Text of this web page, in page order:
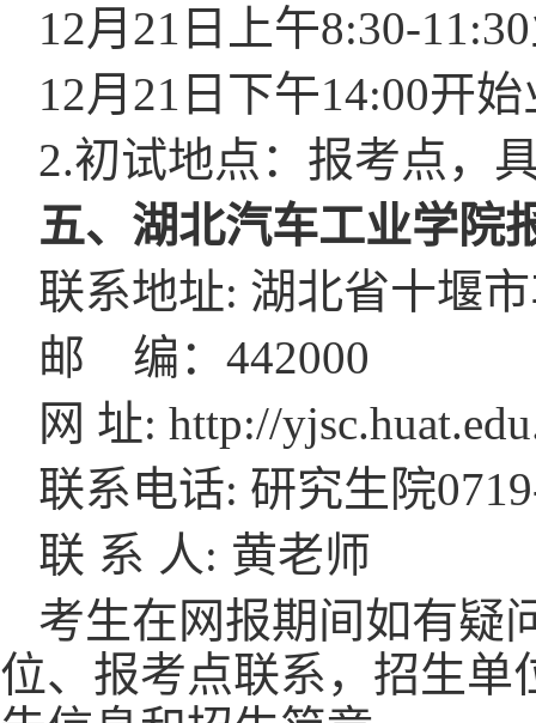
12月21 日上午8:30-
12月21 日下午14:00开
2.初试地点：报考点，
五、 湖北汽车工业学院
联系地址: 湖北省十堰
邮
编： 442000
网 址: http://
联系电话: 研究生院
联 系 人: 黄老师
考生在网报期间如有疑
位、报考点联系，招生单